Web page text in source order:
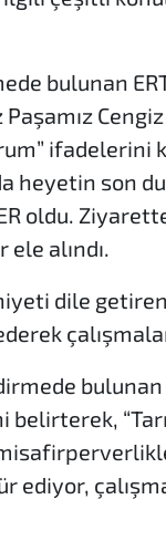
bulunan
Cengiz
ifadelerini
heyetin son
oldu.
alındı.
dile getiren
bulunan
ediyor,